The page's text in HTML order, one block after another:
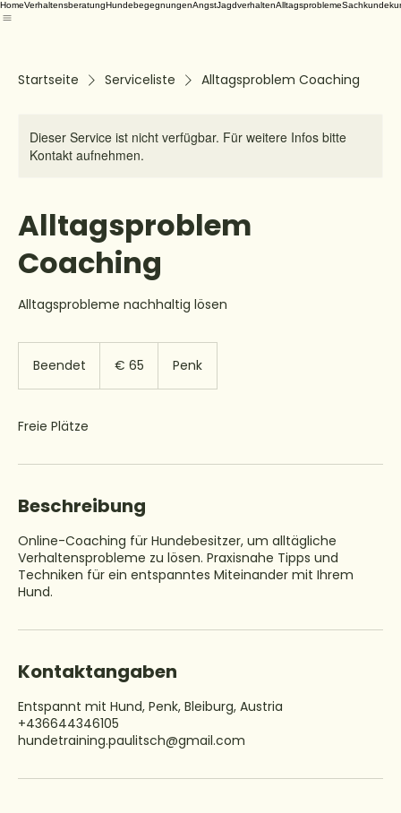
HomeVerhaltensberatungHundebegegnungenAngstJagdverhaltenAlltagsprobleme
Startseite Serviceliste Alltagsproblem Coaching
Dieser Service ist nicht verfügbar. Für weitere Infos bitte
Kontakt aufnehmen.
Alltagsproblem
Coaching
Alltagsprobleme nachhaltig lösen
Beendet
d
t
€ 65 Penk
Freie Plätze
Beschreibung
Online-Coaching für Hundebesitzer, um alltägliche
Verhaltensprobleme zu lösen. Praxisnahe Tipps und
Techniken für ein entspanntes Miteinander mit Ihrem
Hund.
Kontaktangaben
Entspannt mit Hund, Penk, Bleiburg, Austria
+436644346105
hundetraining.paulitsch@gmail.com